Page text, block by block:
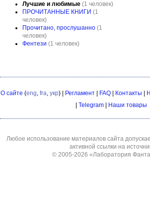
Лучшие и любимые (1 человек)
ПРОЧИТАННЫЕ КНИГИ (1
человек)
Прочитано, прослушанно (1
человек)
Фентези (1 человек)
О сайте (eng, fra, укр) | Регламент| FAQ| Контакты
Telegram Наши товары
Любое использование материалов сайта
активной ссылки на
© 2005-2026 «Лаборатория